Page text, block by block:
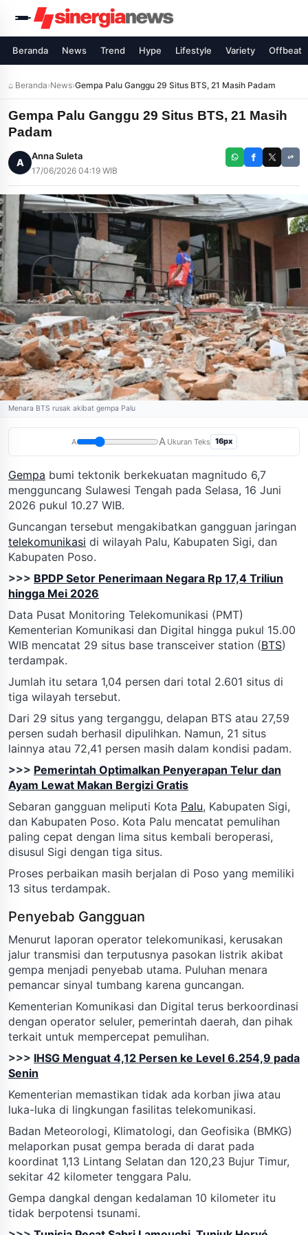
Beranda News Trend Hype Lifestyle Variety Offbeat
⌂ Beranda›News›Gempa Palu Ganggu 29 Situs BTS, 21 Masih Padam
Gempa Palu Ganggu 29 Situs BTS, 21 Masih
Padam
A
Anna Suleta
17/06/2026 04:19 WIB
Menara BTS rusak akibat gempa Palu
A A Ukuran Teks 16px
Gempa bumi tektonik berkekuatan magnitudo 6,7
mengguncang Sulawesi Tengah pada Selasa, 16 Juni
2026 pukul 10.27 WIB.
Guncangan tersebut mengakibatkan gangguan jaringan
telekomunikasi di wilayah Palu, Kabupaten Sigi, dan
Kabupaten Poso.
>>> BPDP Setor Penerimaan Negara Rp 17,4 Triliun
hingga Mei 2026
Data Pusat Monitoring Telekomunikasi (PMT)
Kementerian Komunikasi dan Digital hingga pukul 15.00
WIB mencatat 29 situs base transceiver station (BTS)
terdampak.
Jumlah itu setara 1,04 persen dari total 2.601 situs di
tiga wilayah tersebut.
Dari 29 situs yang terganggu, delapan BTS atau 27,59
persen sudah berhasil dipulihkan. Namun, 21 situs
lainnya atau 72,41 persen masih dalam kondisi padam.
>>> Pemerintah Optimalkan Penyerapan Telur dan
Ayam Lewat Makan Bergizi Gratis
Sebaran gangguan meliputi Kota Palu, Kabupaten Sigi,
dan Kabupaten Poso. Kota Palu mencatat pemulihan
paling cepat dengan lima situs kembali beroperasi,
disusul Sigi dengan tiga situs.
Proses perbaikan masih berjalan di Poso yang memiliki
13 situs terdampak.
Penyebab Gangguan
Menurut laporan operator telekomunikasi, kerusakan
jalur transmisi dan terputusnya pasokan listrik akibat
gempa menjadi penyebab utama. Puluhan menara
pemancar sinyal tumbang karena guncangan.
Kementerian Komunikasi dan Digital terus berkoordinasi
dengan operator seluler, pemerintah daerah, dan pihak
terkait untuk mempercepat pemulihan.
>>> IHSG Menguat 4,12 Persen ke Level 6.254,9 pada
Senin
Kementerian memastikan tidak ada korban jiwa atau
luka-luka di lingkungan fasilitas telekomunikasi.
Badan Meteorologi, Klimatologi, dan Geofisika (BMKG)
melaporkan pusat gempa berada di darat pada
koordinat 1,13 Lintang Selatan dan 120,23 Bujur Timur,
sekitar 42 kilometer tenggara Palu.
Gempa dangkal dengan kedalaman 10 kilometer itu
tidak berpotensi tsunami.